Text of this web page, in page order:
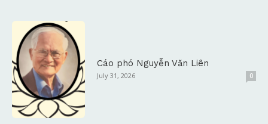
Cáo phó Nguyễn Văn Liên
July 31, 2026 0